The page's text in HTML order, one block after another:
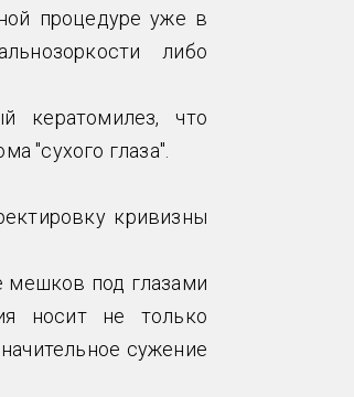
процедуре уже в
либо
кератомилез, что
"сухого глаза".
кривизны
мешков под глазами
носит не только
сужение